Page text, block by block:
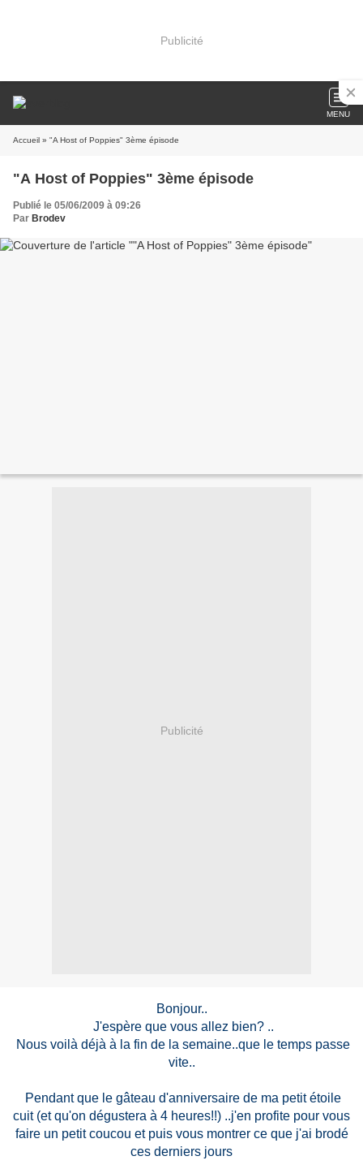
Publicité
MENU
Accueil » "A Host of Poppies" 3ème épisode
"A Host of Poppies" 3ème épisode
Publié le 05/06/2009 à 09:26
Par Brodev
Publicité
Bonjour..
J'espère que vous allez bien? ..
Nous voilà déjà à la fin de la semaine..que le temps passe
vite..
Pendant que le gâteau d'anniversaire de ma petit étoile
cuit (et qu'on dégustera à 4 heures!!) ..j'en profite pour vous
faire un petit coucou et puis vous montrer ce que j'ai brodé
ces derniers jours